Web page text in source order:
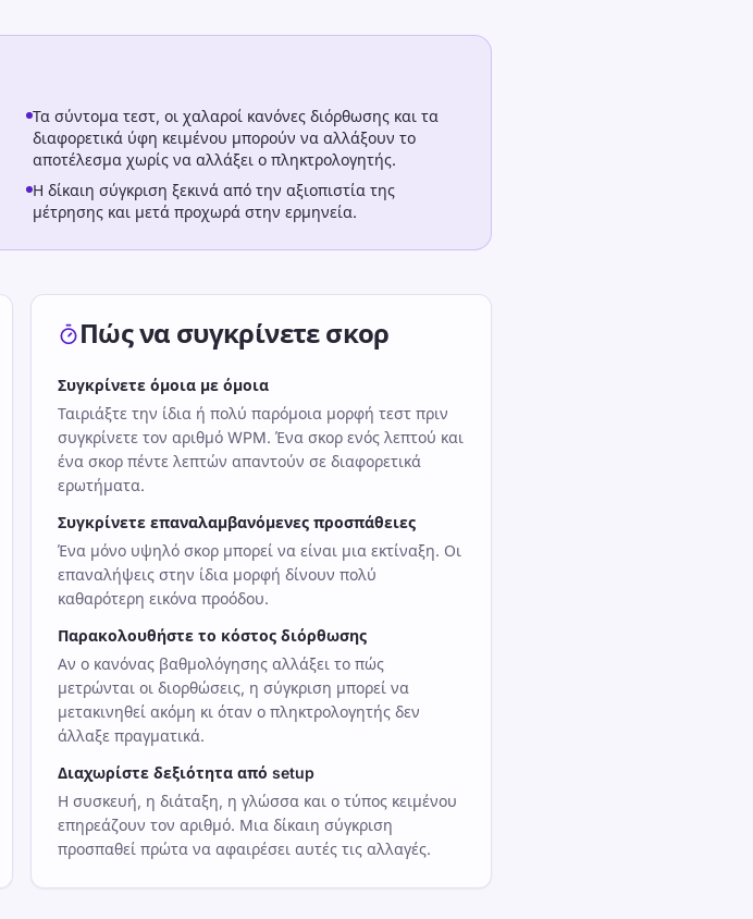
Τα σύντομα τεστ, οι χαλαροί κανόνες διόρθωσης και τα
διαφορετικά ύφη κειμένου μπορούν να αλλάξουν το
αποτέλεσμα χωρίς να αλλάξει ο πληκτρολογητής.
Η δίκαιη σύγκριση ξεκινά από την αξιοπιστία της
μέτρησης και μετά προχωρά στην ερμηνεία.
Πώς να συγκρίνετε σκορ
Συγκρίνετε όμοια με όμοια
Ταιριάξτε την ίδια ή πολύ παρόμοια μορφή τεστ πριν
συγκρίνετε τον αριθμό WPM. Ένα σκορ ενός λεπτού και
ένα σκορ πέντε λεπτών απαντούν σε διαφορετικά
ερωτήματα.
Συγκρίνετε επαναλαμβανόμενες προσπάθειες
Ένα μόνο υψηλό σκορ μπορεί να είναι μια εκτίναξη. Οι
επαναλήψεις στην ίδια μορφή δίνουν πολύ
καθαρότερη εικόνα προόδου.
Παρακολουθήστε το κόστος διόρθωσης
Αν ο κανόνας βαθμολόγησης αλλάξει το πώς
μετρώνται οι διορθώσεις, η σύγκριση μπορεί να
μετακινηθεί ακόμη κι όταν ο πληκτρολογητής δεν
άλλαξε πραγματικά.
Διαχωρίστε δεξιότητα από setup
Η συσκευή, η διάταξη, η γλώσσα και ο τύπος κειμένου
επηρεάζουν τον αριθμό. Μια δίκαιη σύγκριση
προσπαθεί πρώτα να αφαιρέσει αυτές τις αλλαγές.